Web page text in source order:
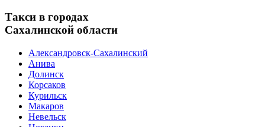
Такси в городах
Сахалинской области
Александровск-Сахалинский
Анива
Долинск
Корсаков
Курильск
Макаров
Невельск